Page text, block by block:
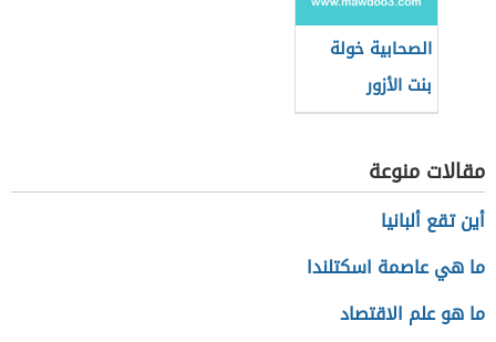
الصحابية خولة
بنت الأزور
وصفاتها
مقالات منوعة
أين تقع ألبانيا
ما هي عاصمة اسكتلندا
ما هو علم الاقتصاد